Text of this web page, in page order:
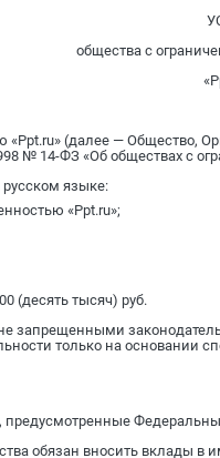
общества с
«Ppt.ru» (далее — Общество,
№ 14-ФЗ «Об обществах с
языке:
«Ppt.ru»;
(десять тысяч) руб.
запрещенными
только на основании
предусмотренные
обязан вносить вклады